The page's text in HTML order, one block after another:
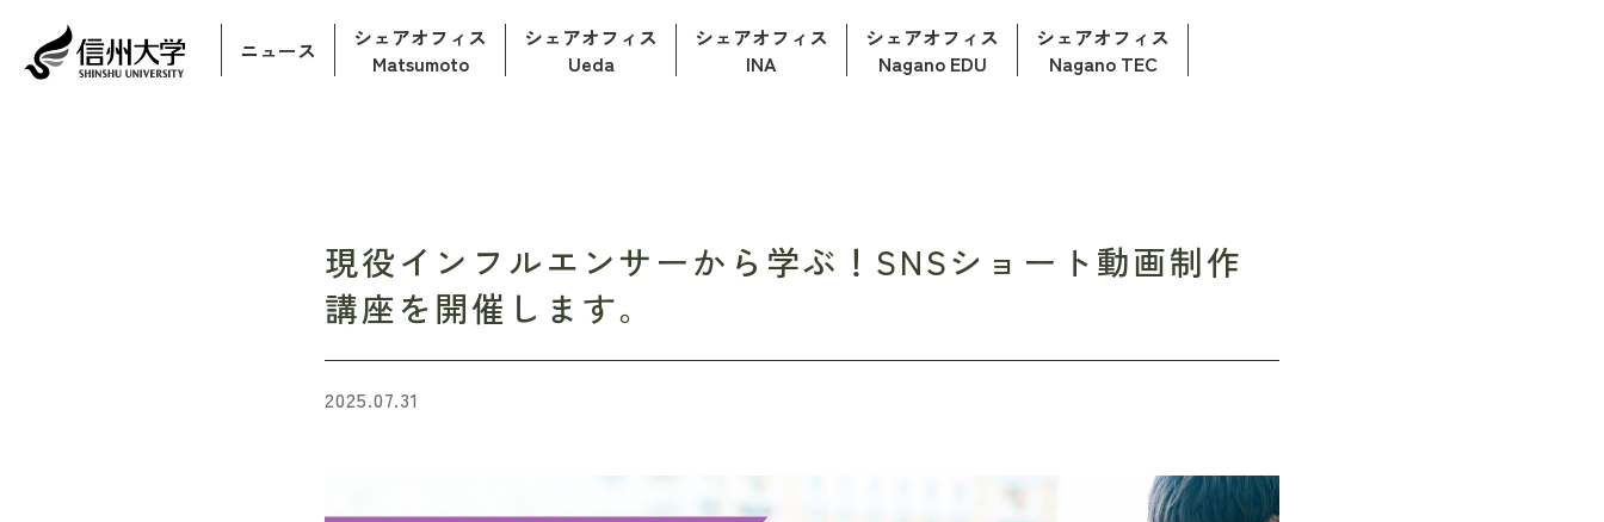
ニュース
シェアオフィス
Matsumoto
シェアオフィス
Ueda
シェアオフィス
INA
シェアオフィス
Nagano EDU
シェアオフィス
Nagano TEC
現役インフルエンサーから学ぶ！SNSショート動画制作
講座を開催します。
2025.07.31